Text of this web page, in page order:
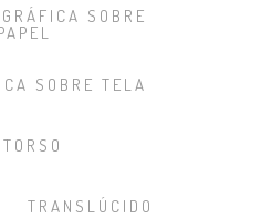
SOBRE
SOBRE TELA
TORSO
TRANSLÚCIDO